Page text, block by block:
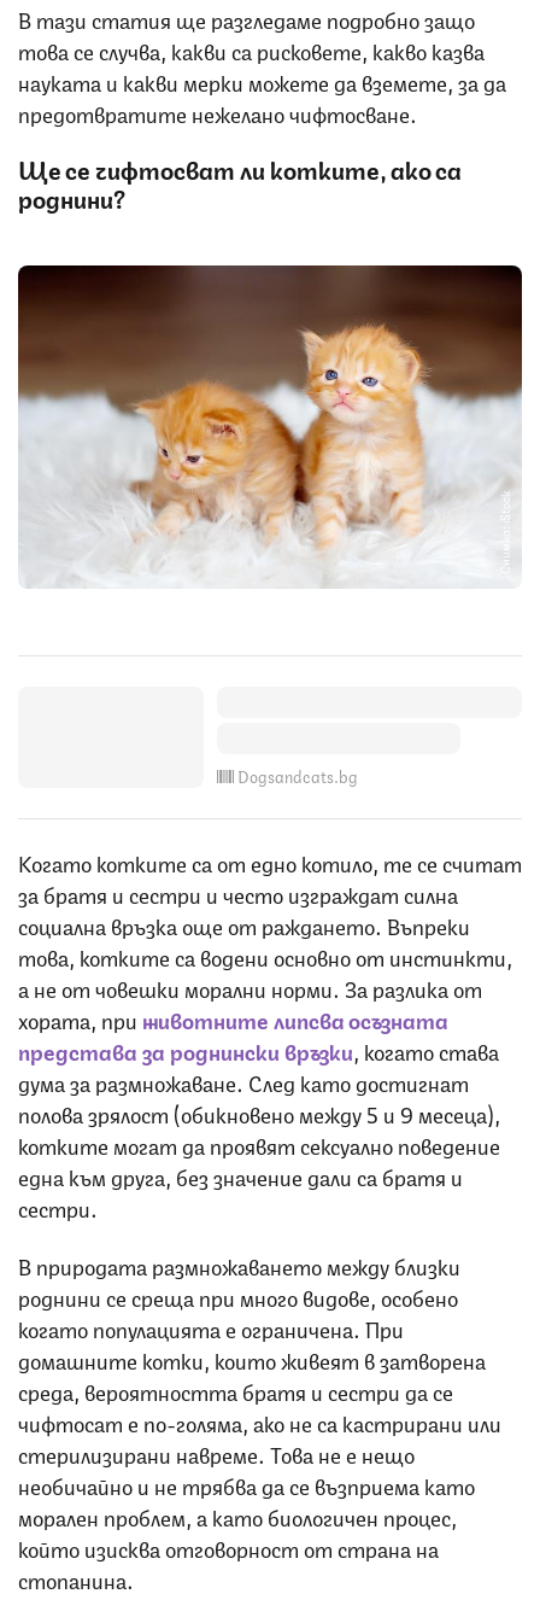
В тази статия ще разгледаме подробно защо
това се случва, какви са рисковете, какво казва
науката и какви мерки можете да вземете, за да
предотвратите нежелано чифтосване.
Ще се чифтосват ли котките, ако са
роднини?
Снимка: iStock
Dogsandcats.bg
Когато котките са от едно котило, те се считат
за братя и сестри и често изграждат силна
социална връзка още от раждането. Въпреки
това, котките са водени основно от инстинкти,
а не от човешки морални норми. За разлика от
хората, при животните липсва осъзната
представа за роднински връзки , когато става
дума за размножаване. След като достигнат
полова зрялост (обикновено между 5 и 9 месеца),
котките могат да проявят сексуално поведение
една към друга, без значение дали са братя и
сестри.
В природата размножаването между близки
роднини се среща при много видове, особено
когато популацията е ограничена. При
домашните котки, които живеят в затворена
среда, вероятността братя и сестри да се
чифтосат е по-голяма, ако не са кастрирани или
стерилизирани навреме. Това не е нещо
необичайно и не трябва да се възприема като
морален проблем, а като биологичен процес,
който изисква отговорност от страна на
стопанина.